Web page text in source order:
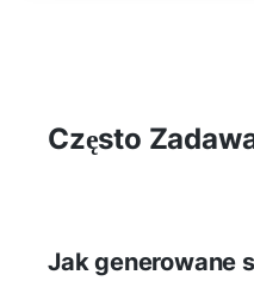
Często
Jak generowane